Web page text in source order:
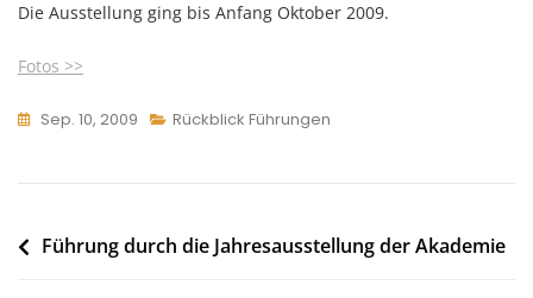
Die Ausstellung ging bis Anfang Oktober 2009.
Fotos >>
Sep. 10, 2009 Rückblick Führungen
Beitragsnavigation
Führung durch die Jahresausstellung der Akademie